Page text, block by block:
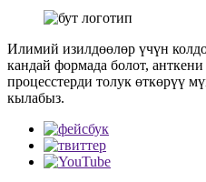
Илимий изилдөөлөр үчүн
кандай формада болот,
процесстерди толук өткөрүү
кылабыз.